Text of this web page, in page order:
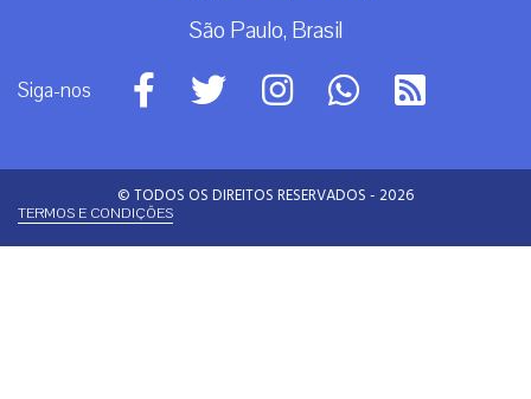
São Paulo, Brasil
Siga-nos
© TODOS OS DIREITOS RESERVADOS - 2026
TERMOS E CONDIÇÕES